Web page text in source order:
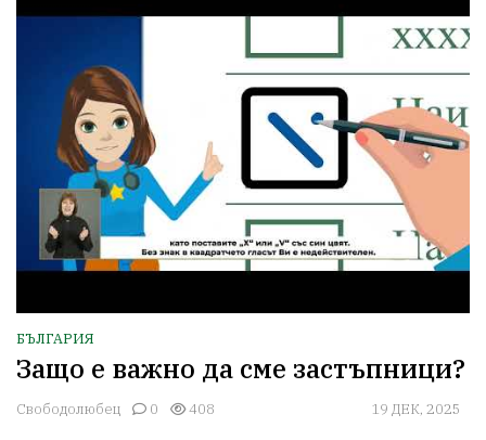
БЪЛГАРИЯ
Защо е важно да сме застъпници?
Свободолюбец 0 408 19 ДЕК, 2025